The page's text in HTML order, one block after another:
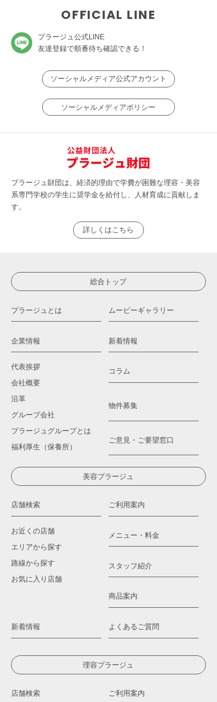
OFFICIAL LINE
プラージュ公式LINE
友達登録で順番待ち確認できる！
ソーシャルメディア公式アカウント
ソーシャルメディアポリシー
プラージュ財団は、経済的理由で学費が困難な理容・美容
系専門学校の学生に奨学金を給付し、人材育成に貢献しま
す。
詳しくはこちら
総合トップ
プラージュとは
企業情報
代表挨拶
会社概要
沿革
グループ会社
プラージュグループとは
福利厚生（保養所）
ムービーギャラリー
新着情報
コラム
物件募集
ご意見・ご要望窓口
美容プラージュ
店舗検索
お近くの店舗
エリアから探す
路線から探す
お気に入り店舗
ご利用案内
メニュー・料金
スタッフ紹介
商品案内
新着情報 よくあるご質問
理容プラージュ
店舗検索 ご利用案内